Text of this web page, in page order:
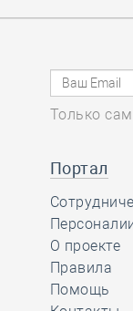
29.12, 12:25 0
В
жилья в
за год
29.12, 11:28 0
Ирек
Анвара
в подготовке
Только
Портал
О проекте
Правила
Помощь